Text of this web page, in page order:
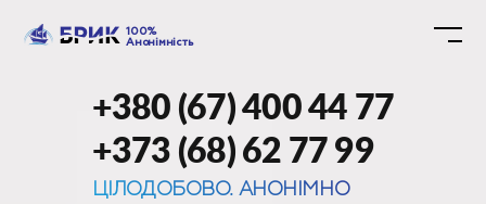
100%
Анонімність
+380 (67) 400 44 77
+373 (68) 62 77 99
ЦІЛОДОБОВО. АНОНІМНО